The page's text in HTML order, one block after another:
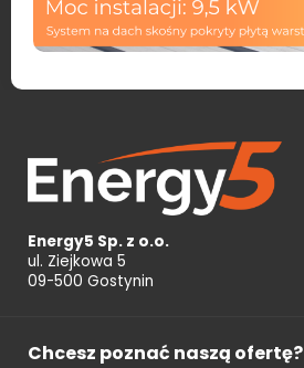
Energy5 Sp. z o.o.
ul. Ziejkowa 5
09-500 Gostynin
Chcesz poznać naszą ofertę?